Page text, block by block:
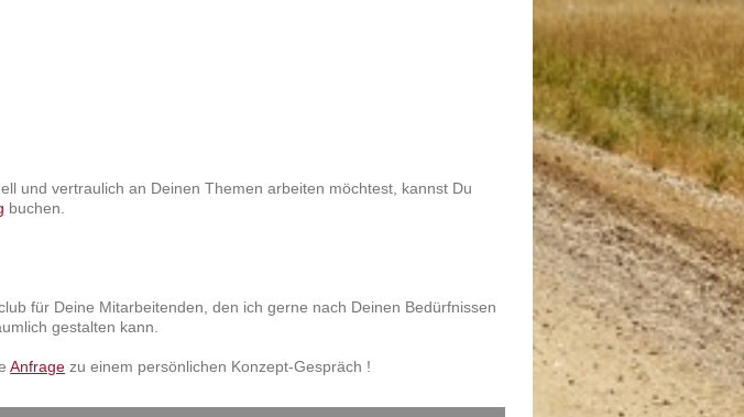
und vertraulich an Deinen Themen arbeiten möchtest, kannst Du
buchen.
für Deine Mitarbeitenden, den ich gerne nach Deinen Bedürfnissen
gestalten kann.
Anfrage zu einem persönlichen Konzept-Gespräch !